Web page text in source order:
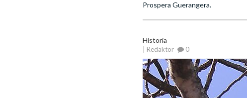
Prospera Guerangera.
Historia
| Redaktor 0